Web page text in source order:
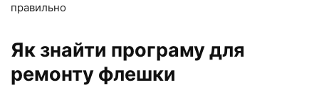
правильно
Як знайти програму для
ремонту флешки